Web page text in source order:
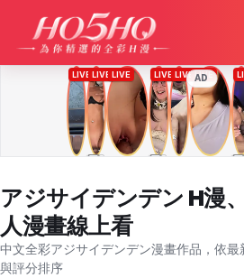
AD
アジサイデンデン H漫
人漫畫線上看
中文全彩アジサイデンデン漫畫作品，依
與評分排序